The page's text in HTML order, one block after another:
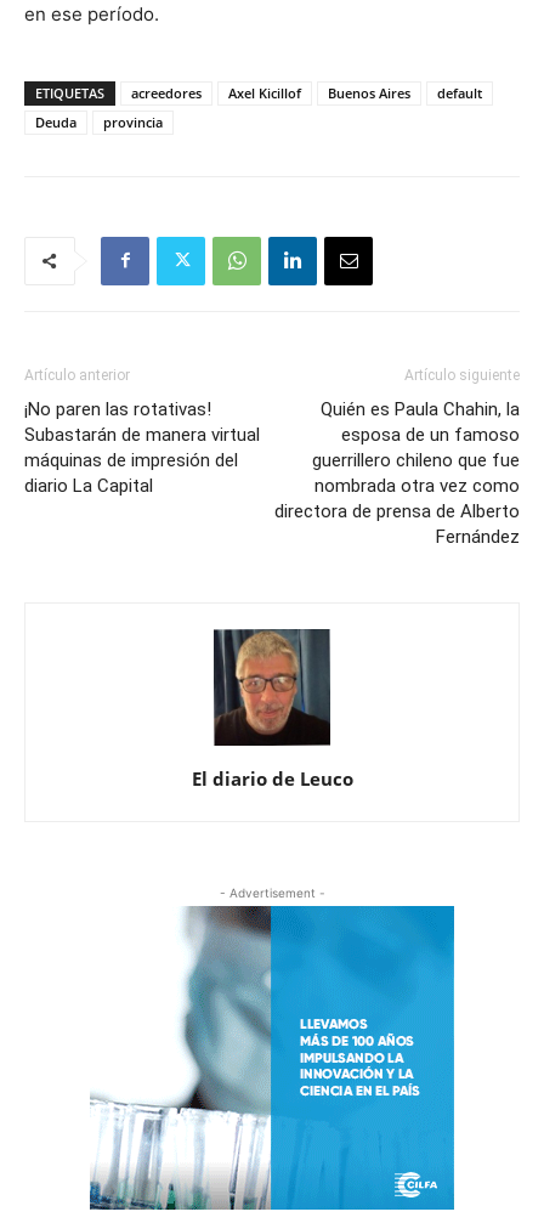
en ese período.
ETIQUETAS acreedores Axel Kicillof Buenos Aires
default
Deuda
provincia
Artículo anterior
¡No paren las rotativas!
Subastarán de manera virtual
máquinas de impresión del
diario La Capital
Artículo siguiente
Quién es Paula Chahin, la
esposa de un famoso
guerrillero chileno que fue
nombrada otra vez como
directora de prensa de Alberto
Fernández
El diario de Leuco
- Advertisement -